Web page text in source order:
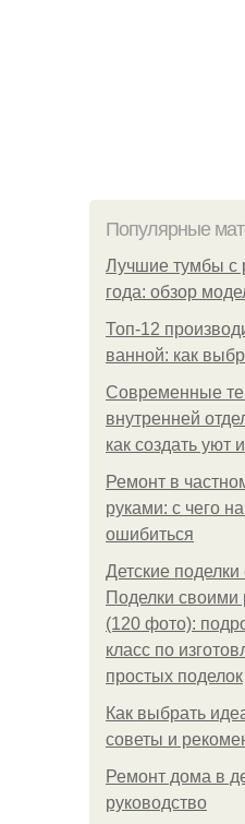
Популярные
Лучшие тумбы с
года: обзор
Топ-12
ванной: как
Современные
внутренней
как создать уют
Ремонт в
руками: с чего
ошибиться
Детские
Поделки своими
(120 фото):
класс по
простых поделок
Как выбрать
советы и
Ремонт дома в
руководство